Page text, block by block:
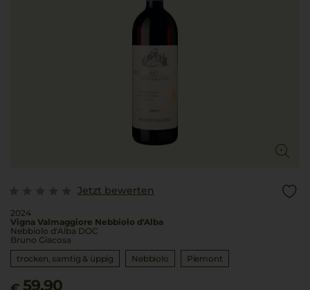
Jetzt bewerten
2024
Vigna Valmaggiore Nebbiolo d'Alba
Nebbiolo d'Alba DOC
Bruno Giacosa
trocken, samtig & üppig
Nebbiolo Piemont
59,90